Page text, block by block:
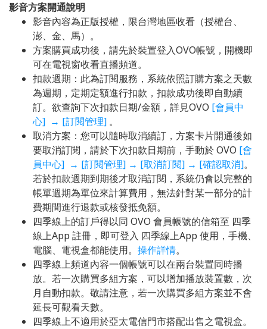
影音方案開通說明
影音內容為正版授權，限台灣地區收看（授權台、
澎、金、馬）。
方案購買成功後，請先於裝置登入OVO帳號，開機即
可在電視窗收看直播頻道。
扣款週期：此為訂閱服務，系統依照訂購方案之天數
為週期，定期定額進行扣款，扣款成功後即自動續
訂。欲查詢下次扣款日期/金額，詳見OVO [會員中
心] → [訂閱管理] 。
取消方案：您可以隨時取消續訂，方案卡片開通後如
要取消訂閱，請於下次扣款日期前，手動於 OVO [會
員中心] → [訂閱管理] → [取消訂閱] → [確認取消]。
若於扣款週期到期後才取消訂閱，系統仍會以完整的
帳單週期為單位來計算費用，無法針對某一部分的計
費期間進行退款或核發抵免額。
四季線上的訂戶得以同 OVO 會員帳號的信箱至 四季
線上App 註冊，即可登入 四季線上App 使用，手機、
電腦、電視盒都能使用。 操作詳情。
四季線上頻道內容一個帳號可以在兩台裝置同時播
放。若一次購買多組方案，可以增加播放裝置數，次
月自動扣款。敬請注意，若一次購買多組方案並不會
延長可觀看天數。
四季線上不適用於亞太電信門市搭配出售之電視盒。